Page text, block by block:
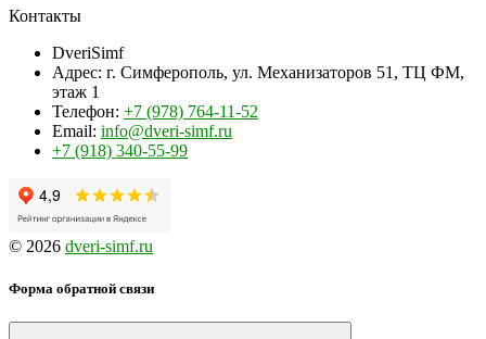
Контакты
DveriSimf
Адрес: г. Симферополь, ул. Механизаторов 51, ТЦ ФМ,
этаж 1
Телефон: +7 (978) 764-11-52
Email: info@dveri-simf.ru
+7 (918) 340-55-99
© 2026 dveri-simf.ru
Форма обратной связи